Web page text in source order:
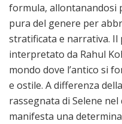
formula, allontanandosi
pura del genere per
stratificata e narrativa.
interpretato da Rahul
mondo dove l’antico si
e ostile. A differenza
rassegnata di Selene
manifesta una